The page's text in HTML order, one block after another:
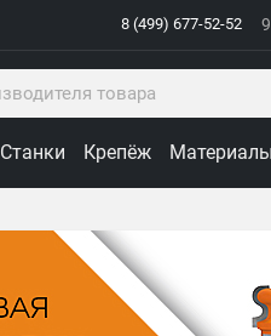
8 (499) 677-52-52
Станки Крепёж Материалы